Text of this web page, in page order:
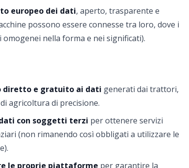
europeo dei dati, aperto, trasparente e
possono essere connesse tra loro, dove i
nella forma e nei significati).
diretto e gratuito ai dati generati dai trattori,
agricoltura di precisione.
con soggetti terzi per ottenere servizi
(non rimanendo così obbligati a utilizzare le
le proprie piattaforme per garantire la